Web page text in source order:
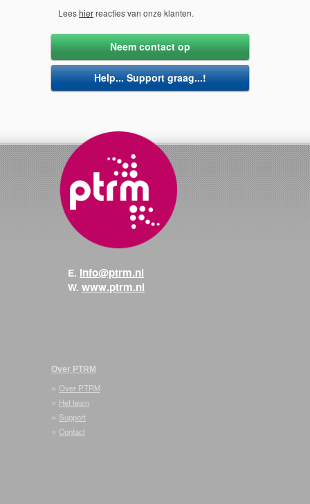
Leeshierreacties van onze klanten.
Neem contact op
Help... Support graag...!
E. info@ptrm.nl
W. www.ptrm.nl
Over PTRM
» Over PTRM
» Het team
» Support
» Contact